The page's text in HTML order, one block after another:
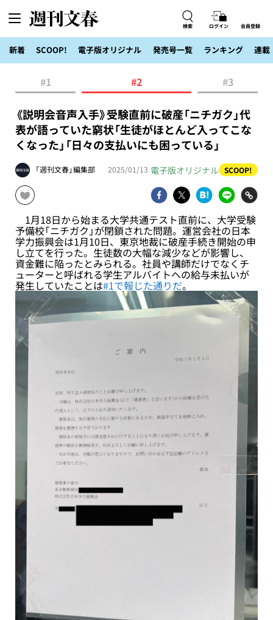
検索 ログイン 会員登録
新着 SCOOP! 電子版オリジナル 発売号一覧 ランキング 連載
#1 #2 #3
《説明会音声入手》受験直前に破産「ニチガク」代
表が語っていた窮状「生徒がほとんど入ってこな
くなった」「日々の支払いにも困っている」
「週刊文春」編集部 2025/01/13 電子版オリジナル SCOOP!
1月18日から始まる大学共通テスト直前に、大学受験
予備校「ニチガク」が閉鎖された問題。運営会社の日本
学力振興会は1月10日、東京地裁に破産手続き開始の申
し立てを行った。生徒数の大幅な減少などが影響し、
資金難に陥ったとみられる。社員や講師だけでなくチ
ューターと呼ばれる学生アルバイトへの給与未払いが
発生していたことは#1で報じた通りだ。